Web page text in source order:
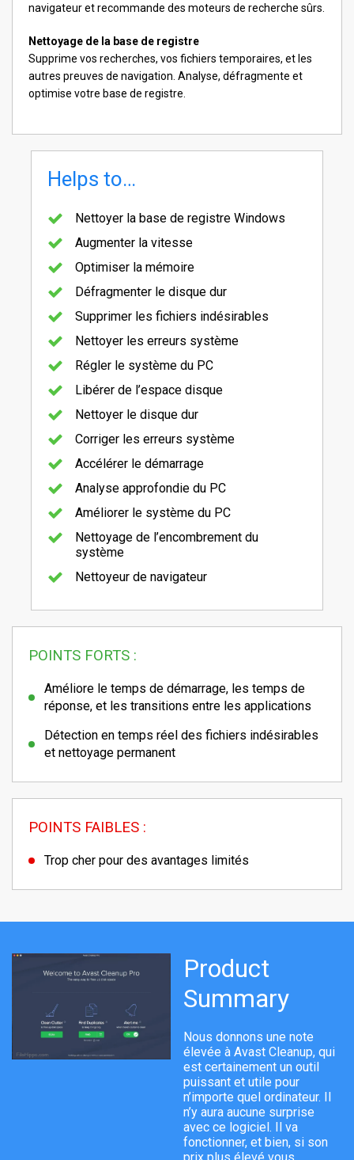
navigateur et recommande des moteurs de recherche sûrs.
Nettoyage de la base de registre
Supprime vos recherches, vos fichiers temporaires, et les
autres preuves de navigation. Analyse, défragmente et
optimise votre base de registre.
Helps to…
Nettoyer la base de registre Windows
Augmenter la vitesse
Optimiser la mémoire
Défragmenter le disque dur
Supprimer les fichiers indésirables
Nettoyer les erreurs système
Régler le système du PC
Libérer de l’espace disque
Nettoyer le disque dur
Corriger les erreurs système
Accélérer le démarrage
Analyse approfondie du PC
Améliorer le système du PC
Nettoyage de l’encombrement du
système
Nettoyeur de navigateur
POINTS FORTS :
Améliore le temps de démarrage, les temps de
réponse, et les transitions entre les applications
Détection en temps réel des fichiers indésirables
et nettoyage permanent
POINTS FAIBLES :
Trop cher pour des avantages limités
Product
Summary
Nous donnons une note
élevée à Avast Cleanup, qui
est certainement un outil
puissant et utile pour
n’importe quel ordinateur. Il
n’y aura aucune surprise
avec ce logiciel. Il va
fonctionner, et bien, si son